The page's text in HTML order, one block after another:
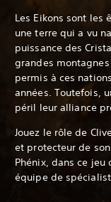
Les Eikons sont les
une terre qui a vu
puissance des
grandes
permis à ces
années. Toutefois,
péril leur alliance
Jouez le rôle de
et protecteur de
Phénix, dans ce
équipe de